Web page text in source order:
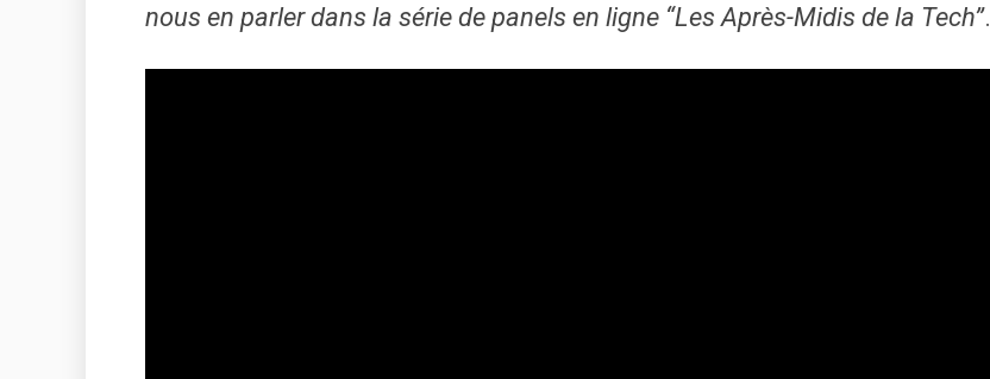
nous en parler dans la série de panels en ligne “Les Après-Midis de la Tech”.